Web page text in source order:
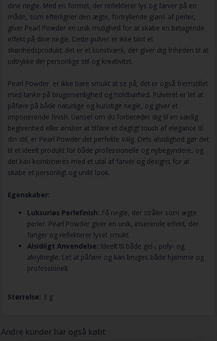
dine negle. Med en formel, der reflekterer lys og farver på en
måde, som efterligner den ægte, fortryllende glans af perler,
giver Pearl Powder en unik mulighed for at skabe en betagende
effekt på dine negle. Dette pulver er ikke blot et
skønhedsprodukt; det er et kunstværk, der giver dig friheden til at
udtrykke din personlige stil og kreativitet.
Pearl Powder er ikke bare smukt at se på; det er også fremstillet
med tanke på brugervenlighed og holdbarhed. Pulveret er let at
påføre på både naturlige og kunstige negle, og giver et
imponerende finish. Uanset om du forbereder dig til en særlig
begivenhed eller ønsker at tilføre et dagligt touch af elegance til
din stil, er Pearl Powder det perfekte valg. Dets alsidighed gør det
til et ideelt produkt for både professionelle og nybegyndere, og
det kan kombineres med et utal af farver og designs for at
skabe et personligt og unikt look.
Egenskaber:
Luksuriøs Perlefinish: Få negle, der stråler som ægte
perler. Pearl Powder giver en unik, iriserende effekt, der
fanger og reflekterer lyset smukt.
Alsidiigt Anvendelse: Ideelt til både gel-, poly- og
akrylnegle. Let at påføre og kan bruges både hjemme og
professionelt.
Størrelse: 3 g
Andre kunder har også købt: